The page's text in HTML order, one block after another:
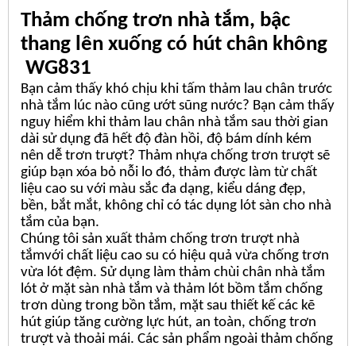
Thảm chống trơn nhà tắm, bậc
thang lên xuống có hút chân không
WG831
Bạn cảm thấy khó chịu khi tấm thảm lau chân trước
nhà tắm lúc nào cũng ướt sũng nước? Bạn cảm thấy
nguy hiểm khi thảm lau chân nhà tắm sau thời gian
dài sử dụng đã hết độ đàn hồi, độ bám dính kém
nên dễ trơn trượt? Thảm nhựa chống trơn trượt sẽ
giúp bạn xóa bỏ nỗi lo đó, thảm được làm từ chất
liệu cao su với màu sắc đa dạng, kiểu dáng đẹp,
bền, bắt mắt, không chỉ có tác dụng lót sàn cho nhà
tắm của bạn.
Chúng tôi sản xuất thảm chống trơn trượt nhà
tắmvới chất liệu cao su có hiệu quả vừa chống trơn
vừa lót đệm. Sử dụng làm thảm chùi chân nhà tắm
lót ở mặt sàn nhà tắm và thảm lót bồm tắm chống
trơn dùng trong bồn tắm, mặt sau thiết kế các kẽ
hút giúp tăng cường lực hút, an toàn, chống trơn
trượt và thoải mái. Các sản phẩm ngoài thảm chống